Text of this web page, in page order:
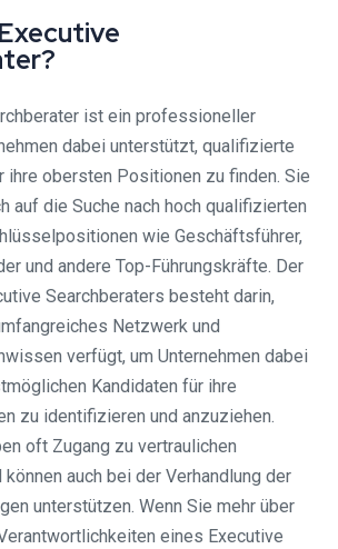
ist ein professioneller
dabei unterstützt, qualifizierte
ihre obersten Positionen zu finden. Sie
auf die Suche nach hoch qualifizierten
wie Geschäftsführer,
und andere Top-Führungskräfte. Der
Searchberaters besteht darin,
Netzwerk und
verfügt, um Unternehmen dabei
Kandidaten für ihre
zu identifizieren und anzuziehen.
oft Zugang zu vertraulichen
können auch bei der Verhandlung der
unterstützen. Wenn Sie mehr über
eines Executive